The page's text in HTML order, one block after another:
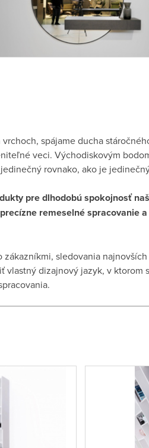
spájame ducha
veci. Východiskovým
rovnako, ako je
pre dlhodobú spokojnosť
remeselné spracovanie
sledovania
dizajnový jazyk, v ktorom